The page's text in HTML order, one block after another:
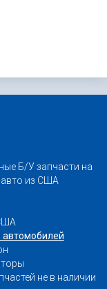
Б/У запчасти на
авто из США
автомобилей
не в наличии